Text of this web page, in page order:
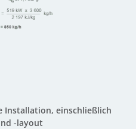
Installation, einschließlich
-layout